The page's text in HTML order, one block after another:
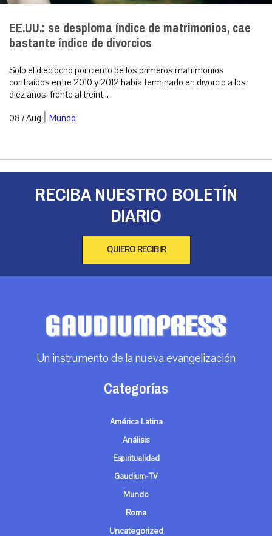
EE.UU.: se desploma índice de matrimonios, cae
bastante índice de divorcios
Solo el dieciocho por ciento de los primeros matrimonios
contraídos entre 2010 y 2012 había terminado en divorcio a los
diez años, frente al treint...
08 / Aug | Mundo
RECIBA NUESTRO BOLETÍN
DIARIO
QUIERO RECIBIR
Un instrumento de la nueva evangelización
Categorías
América Latina
Análisis
Espiritualidad
Gaudium-TV
Mundo
Roma
Uncategorized